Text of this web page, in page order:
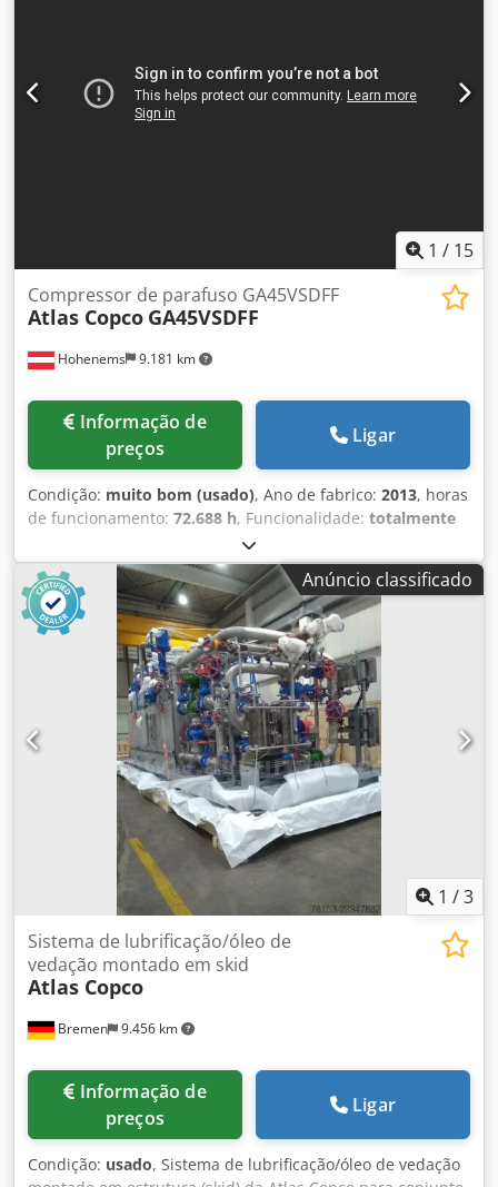
1 / 15
Hohenems 9.181 km
Compressor de parafuso GA45VSDFF
Atlas Copco GA45VSDFF
preços
Ligar
Condição: muito bom (usado), Ano de fabrico: 2013, horas
de funcionamento: 72.688 h, Funcionalidade: totalmente
, Compressor de parafusos Atlas Copco
GA45VSDFF Inversor e secador integrados. 45 kW 12,75 bar
8,67 m3/min Ano de fabricação: 2013 Horas de
funcionamento: 72.688 h Djdpfx Agsznlx Se Eeck
Anúncio classificado
1 /3
Bremen 9.456 km
Sistema de lubrificação/óleo de
vedação montado em skid
Atlas Copco
preços
Ligar
Condição: usado, Sistema de lubrificação/óleo de vedação